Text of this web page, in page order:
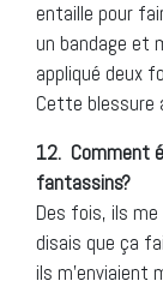
entaille pour
un bandage et
appliqué deux
Cette blessure
12. Comment
fantassins?
Des fois, ils
disais que ça
ils m’enviaient